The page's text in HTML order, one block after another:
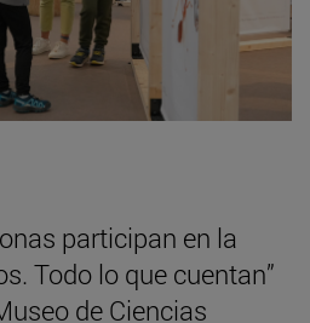
participan en la
Todo lo que cuentan”
de Ciencias